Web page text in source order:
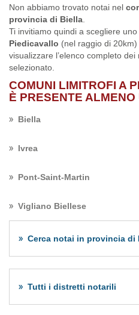
Non abbiamo trovato notai nel
provincia di Biella
Ti invitiamo quindi a scegliere uno
Piedicavallo (nel raggio di
visualizzare l’elenco completo
selezionato.
COMUNI LIMITROFI A
È PRESENTE ALMENO
Biella
Ivrea
Pont-Saint-Martin
Vigliano Biellese
Cerca notai in provincia di
Tutti i distretti notarili